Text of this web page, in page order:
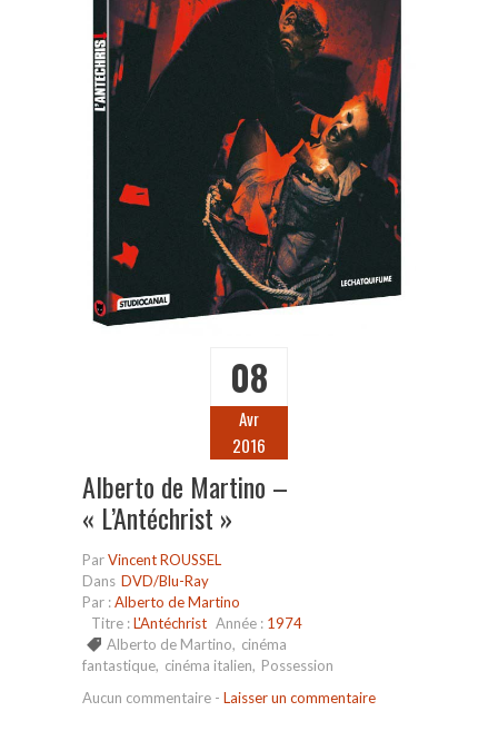
08
Avr
2016
Alberto de Martino –
« L’Antéchrist »
ParVincent ROUSSEL
Dans DVD/Blu-Ray
Par :Alberto de Martino
Titre :L'Antéchrist Année : 1974
Alberto de Martino, cinéma
fantastique, cinéma italien, Possession
Aucun commentaire - Laisser un commentaire